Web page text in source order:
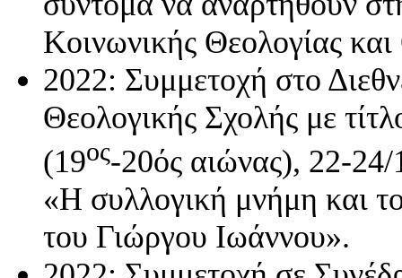
Κοινωνικής Θεολογίας
2022: Συμμετοχή στο
Θεολογικής Σχολής με
(19ος-20ός αιώνας), 22-24/
«Η συλλογική μνήμη και
του Γιώργου Ιωάννου».